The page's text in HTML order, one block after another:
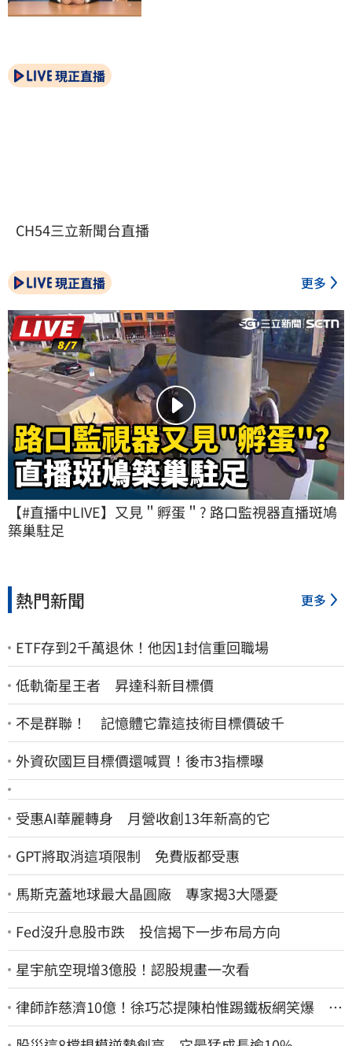
現正直播
CH54三立新聞台直播
現正直播 更多
【#直播中LIVE】又見＂孵蛋＂? 路口監視器直播斑鳩
築巢駐足
熱門新聞 更多
ETF存到2千萬退休！他因1封信重回職場
低軌衛星王者 昇達科新目標價
不是群聯！ 記憶體它靠這技術目標價破千
外資砍國巨目標價還喊買！後市3指標曝
受惠AI華麗轉身 月營收創13年新高的它
GPT將取消這項限制 免費版都受惠
馬斯克蓋地球最大晶圓廠 專家揭3大隱憂
Fed沒升息股市跌 投信揭下一步布局方向
星宇航空現增3億股！認股規畫一次看
律師詐慈濟10億！徐巧芯提陳柏惟踢鐵板網笑爆 律
師再曬1照補刀